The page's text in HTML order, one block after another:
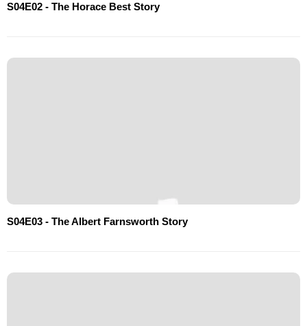
S04E02 - The Horace Best Story
S04E03 - The Albert Farnsworth Story